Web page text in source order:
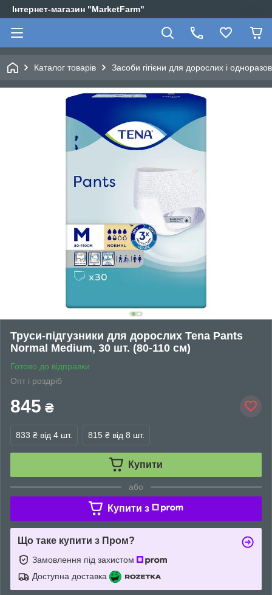
Інтернет-магазин "MarketFarm"
Каталог товарів Засоби гігієни для дорослих і
Труси-підгузники для дорослих Tena Pants
Normal Medium, 30 шт. (80-110 см)
Готово до відправки
Опт і роздріб
845 ₴
833 ₴ від 4 шт. 815 ₴ від 8 шт.
Купити
або
Купити з
Що таке купити з Пром?
Замовлення під захистом
Доступна доставка